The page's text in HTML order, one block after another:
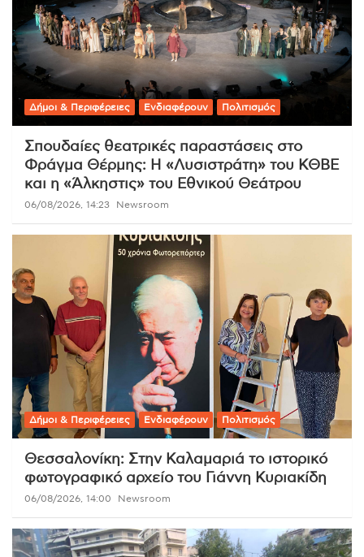
Δήμοι & Περιφέρειες Ενδιαφέρουν Πολιτισμός
Σπουδαίες θεατρικές παραστάσεις στο
Φράγμα Θέρμης: Η «Λυσιστράτη» του ΚΘΒΕ
και η «Άλκηστις» του Εθνικού Θεάτρου
06/08/2026, 14:23 Newsroom
Δήμοι & Περιφέρειες Ενδιαφέρουν Πολιτισμός
Θεσσαλονίκη: Στην Καλαμαριά το ιστορικό
φωτογραφικό αρχείο του Γιάννη Κυριακίδη
06/08/2026, 14:00 Newsroom